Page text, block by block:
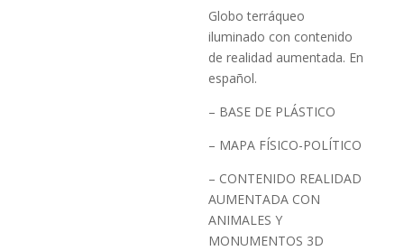
Globo terráqueo
iluminado con contenido
de realidad aumentada. En
español.
– BASE DE PLÁSTICO
– MAPA FÍSICO-POLÍTICO
– CONTENIDO REALIDAD
AUMENTADA CON
ANIMALES Y
MONUMENTOS 3D